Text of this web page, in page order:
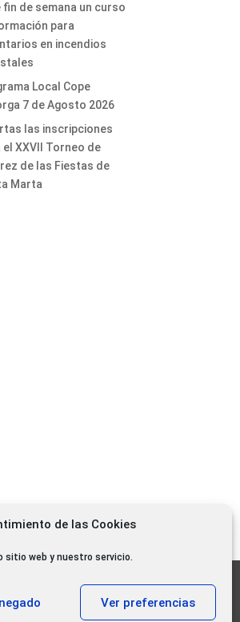
de las Cookies
web y nuestro servicio.
Ver preferencias
fin de semana un curso
para
en incendios
Local Cope
7 de Agosto 2026
las inscripciones
el XXVII Torneo de
de las Fiestas de
Marta